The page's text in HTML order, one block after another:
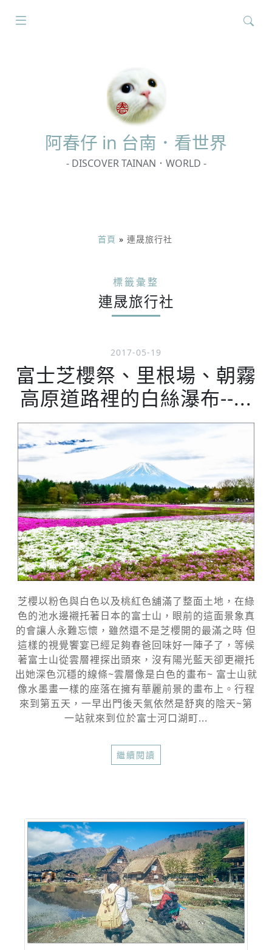
阿春仔 in 台南．看世界
- DISCOVER TAINAN．WORLD -
首頁 » 連晟旅行社
標籤彙整
連晟旅行社
2017-05-19
富士芝櫻祭、里根場、朝霧
高原道路裡的白絲瀑布--...
芝櫻以粉色與白色以及桃紅色舖滿了整面土地，在綠
色的池水邊襯托著日本的富士山，眼前的這面景象真
的會讓人永難忘懷，雖然還不是芝櫻開的最滿之時 但
這樣的視覺饗宴已經足夠春爸回味好一陣子了，等候
著富士山從雲層裡探出頭來，沒有陽光藍天卻更襯托
出她深色沉穩的線條~雲層像是白色的畫布~ 富士山就
像水墨畫一樣的座落在擁有華麗前景的畫布上。行程
來到第五天，一早出門後天氣依然是舒爽的陰天~第
一站就來到位於富士河口湖町...
繼續閱讀